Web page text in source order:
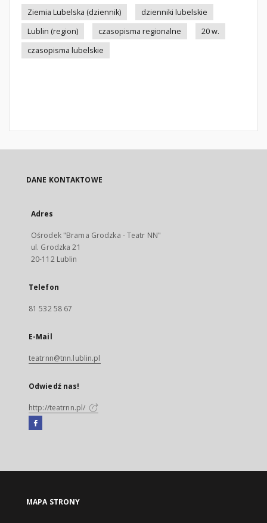
Ziemia Lubelska (dziennik)
dzienniki lubelskie
Lublin (region)
czasopisma regionalne
20 w.
czasopisma lubelskie
DANE KONTAKTOWE
Adres
Ośrodek "Brama Grodzka - Teatr NN"
ul. Grodzka 21
20-112 Lublin
Telefon
81 532 58 67
E-Mail
teatrnn@tnn.lublin.pl
Odwiedź nas!
http://teatrnn.pl/
Facebook
się
karcie
MAPA STRONY